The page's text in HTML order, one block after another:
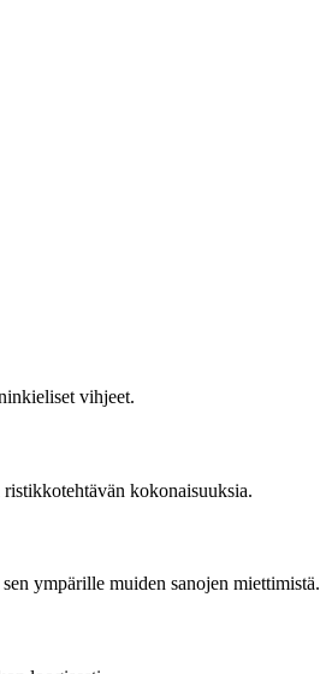
vihjeet.
kokonaisuuksia.
ympärille muiden sanojen miettimistä.